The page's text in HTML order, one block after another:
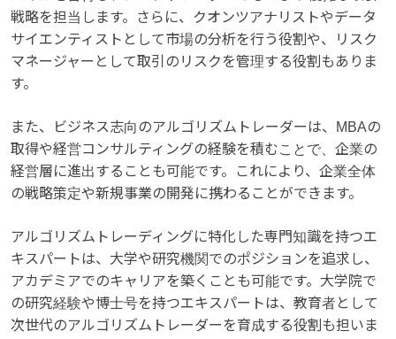
戦略を担当します。さらに、クオンツアナリストやデータ
サイエンティストとして市場の分析を行う役割や、リスク
マネージャーとして取引のリスクを管理する役割もありま
す。
また、ビジネス志向のアルゴリズムトレーダーは、MBAの
取得や経営コンサルティングの経験を積むことで、企業の
経営層に進出することも可能です。これにより、企業全体
の戦略策定や新規事業の開発に携わることができます。
アルゴリズムトレーディングに特化した専門知識を持つエ
キスパートは、大学や研究機関でのポジションを追求し、
アカデミアでのキャリアを築くことも可能です。大学院で
の研究経験や博士号を持つエキスパートは、教育者として
次世代のアルゴリズムトレーダーを育成する役割も担いま